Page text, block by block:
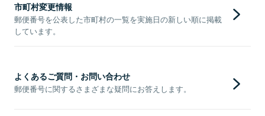
市町村変更情報
郵便番号を公表した市町村の一覧を実施日の新しい順に掲載
しています。
よくあるご質問・お問い合わせ
郵便番号に関するさまざまな疑問にお答えします。